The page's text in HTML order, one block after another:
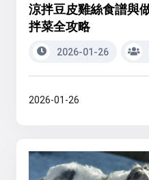
涼拌豆皮雞絲食譜與
拌菜全攻略
2026-01-26
2026-01-26